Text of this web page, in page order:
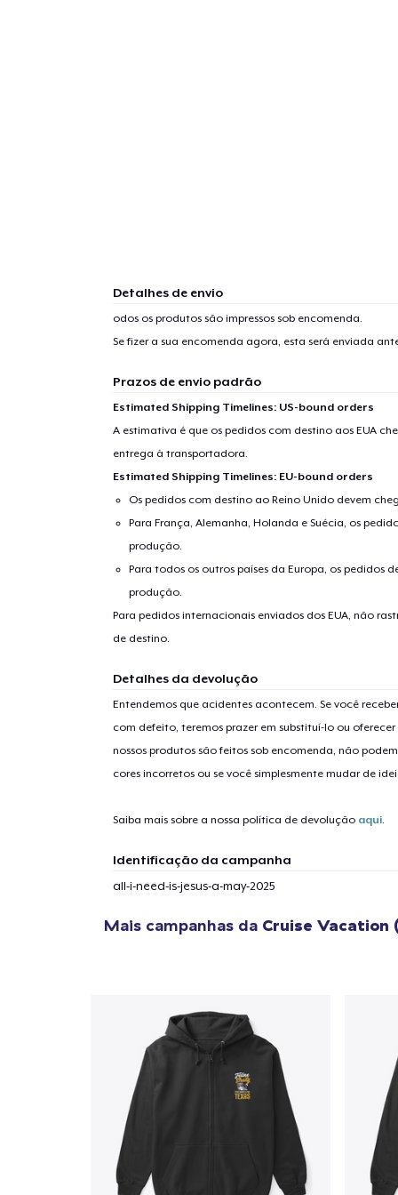
Detalhes de envio
odos os produtos são impressos sob encomenda.
Se fizer a sua encomenda agora, esta será enviada
Prazos de envio padrão
Estimated Shipping Timelines: US-bound orders
A estimativa é que os pedidos com destino aos EUA
entrega à transportadora.
Estimated Shipping Timelines: EU-bound orders
Os pedidos com destino ao Reino Unido devem
Para França, Alemanha, Holanda e Suécia, os
produção.
Para todos os outros países da Europa, os pedidos
produção.
Para pedidos internacionais enviados dos EUA, não
de destino.
Detalhes da devolução
Entendemos que acidentes acontecem. Se você
com defeito, teremos prazer em substituí-lo ou
nossos produtos são feitos sob encomenda, não
cores incorretos ou se você simplesmente mudar de
Saiba mais sobre a nossa política de devolução aqui.
Identificação da campanha
all-i-need-is-jesus-a-may-2025
Mais campanhas da Cruise Vacation